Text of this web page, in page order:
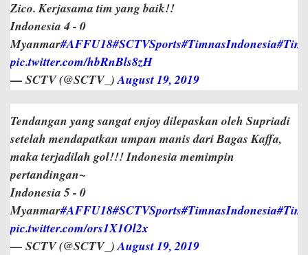
Zico. Kerjasama tim yang baik!!
Indonesia 4 - 0
Myanmar#AFFU18#SCTVSports#TimnasIndonesia
pic.twitter.com/hbRnBls8zH
— SCTV (@SCTV_)August 19, 2019
Tendangan yang sangat enjoy dilepaskan oleh Supriadi
setelah mendapatkan umpan manis dari Bagas Kaffa,
maka terjadilah gol!!! Indonesia memimpin
pertandingan~
Indonesia 5 - 0
Myanmar#AFFU18#SCTVSports#TimnasIndonesia
pic.twitter.com/ors1X1Ol2x
— SCTV (@SCTV_)August 19, 2019